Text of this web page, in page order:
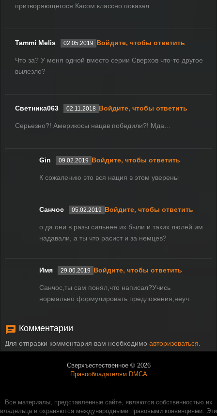
притворяющегося Касом классно показал.
Tammi Melis 02.05.2019 Войдите, чтобы ответить
Что за? У меня одной вместо серии Сверхов что-то другое
вылезло?
Светника063 02.11.2018 Войдите, чтобы ответить
Серьезно?! Америкосы нацав победили?! Мда…
Gin 09.02.2019 Войдите, чтобы ответить
К сожалению это вся нация в этом уверены
Санчос 05.02.2019 Войдите, чтобы ответить
о да они в разы сильнее их были и таких люлей им
надавали, а ты что расист и за немцев?
Имя 29.06.2019 Войдите, чтобы ответить
Санчос,ты сам понял,что написал?Учись
нормально формулировать предложения,неуч.
Комментарии
Для отправки комментария вам необходимо авторизоваться
Сверхъестественное © 2026
Правообладателям DMCA
Все материалы, представленные сайте, являются собственностью их
владельца и охраняются международными правовыми конвенциями. Эти